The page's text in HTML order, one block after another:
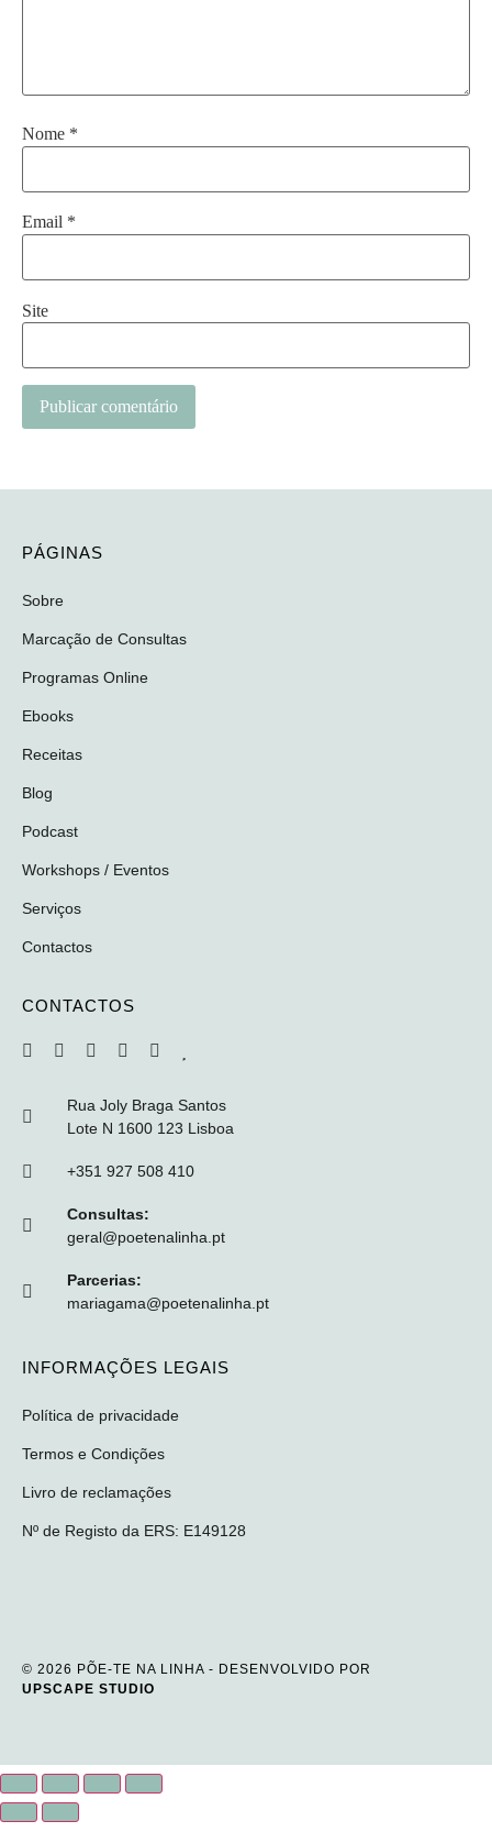
Nome *
Email *
Site
PÁGINAS
Sobre
Marcação de Consultas
Programas Online
Ebooks
Receitas
Blog
Podcast
Workshops / Eventos
Serviços
Contactos
CONTACTOS
Rua Joly Braga Santos
Lote N 1600 123 Lisboa
+351 927 508 410
Consultas:
geral@poetenalinha.pt
Parcerias:
mariagama@poetenalinha.pt
INFORMAÇÕES LEGAIS
Política de privacidade
Termos e Condições
Livro de reclamações
Nº de Registo da ERS: E149128
© 2026 PÕE-TE NA LINHA - DESENVOLVIDO POR
UPSCAPE STUDIO